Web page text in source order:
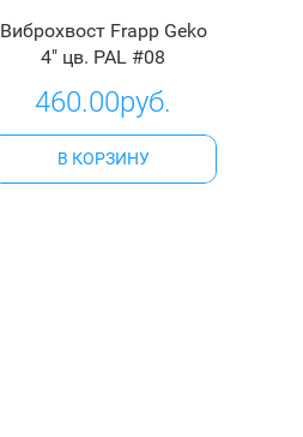
Виброхвост Frapp Geko
4" цв. PAL #08
460.00руб.
В КОРЗИНУ